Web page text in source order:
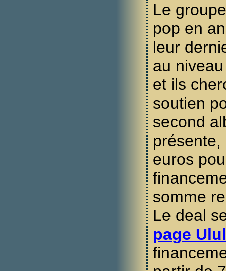
Le
pop en
leur
au
et ils
soutien
second
euros
somme
Le deal
page